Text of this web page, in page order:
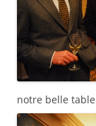
notre belle table